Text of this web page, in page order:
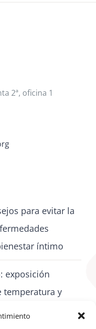
2ª, oficina 1
para evitar la
íntimo
exposición
temperatura y